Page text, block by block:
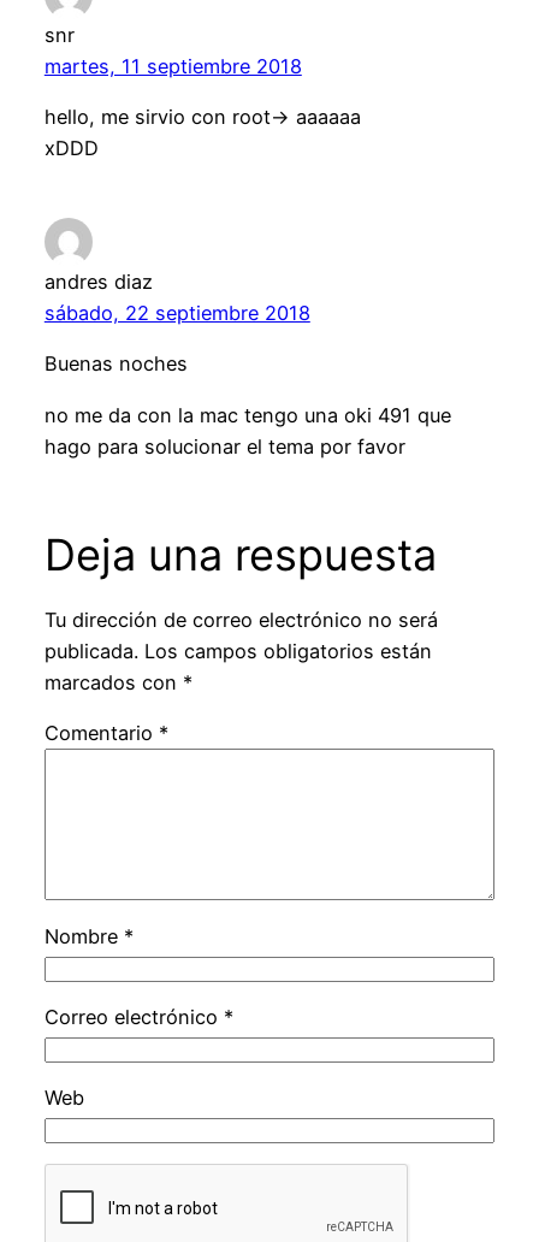
snr
martes, 11 septiembre 2018
hello, me sirvio con root-> aaaaaa
xDDD
andres diaz
sábado, 22 septiembre 2018
Buenas noches
no me da con la mac tengo una oki 491 que
hago para solucionar el tema por favor
Deja una respuesta
Tu dirección de correo electrónico no será
publicada. Los campos obligatorios están
marcados con *
Comentario *
Nombre *
Correo electrónico *
Web